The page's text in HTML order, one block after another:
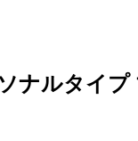
ルタイプ